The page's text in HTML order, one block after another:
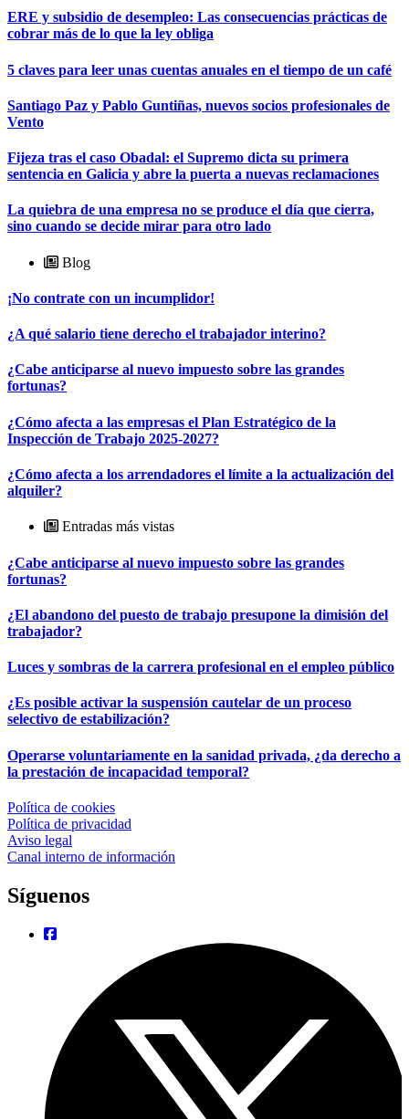
ERE y subsidio de desempleo: Las consecuencias prácticas de
cobrar más de lo que la ley obliga
5 claves para leer unas cuentas anuales en el tiempo de un café
Santiago Paz y Pablo Guntiñas, nuevos socios profesionales de
Vento
Fijeza tras el caso Obadal: el Supremo dicta su primera
sentencia en Galicia y abre la puerta a nuevas reclamaciones
La quiebra de una empresa no se produce el día que cierra,
sino cuando se decide mirar para otro lado
Blog
¡No contrate con un incumplidor!
¿A qué salario tiene derecho el trabajador interino?
¿Cabe anticiparse al nuevo impuesto sobre las grandes
fortunas?
¿Cómo afecta a las empresas el Plan Estratégico de la
Inspección de Trabajo 2025-2027?
¿Cómo afecta a los arrendadores el límite a la actualización del
alquiler?
Entradas más vistas
¿Cabe anticiparse al nuevo impuesto sobre las grandes
fortunas?
¿El abandono del puesto de trabajo presupone la dimisión del
trabajador?
Luces y sombras de la carrera profesional en el empleo público
¿Es posible activar la suspensión cautelar de un proceso
selectivo de estabilización?
Operarse voluntariamente en la sanidad privada, ¿da derecho a
la prestación de incapacidad temporal?
Política de cookies
Política de privacidad
Aviso legal
Canal interno de información
Síguenos